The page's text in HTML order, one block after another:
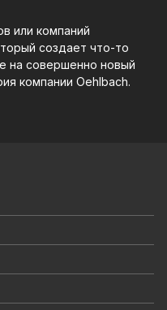
или компаний
создает что-то
на совершенно новый
компании Oehlbach.